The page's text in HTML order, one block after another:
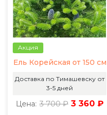
Акция
Ель Корейская от 150 см
Доставка по Тимашевску от
3-5 дней
Цена: 3 700 ₽ 3 360 ₽